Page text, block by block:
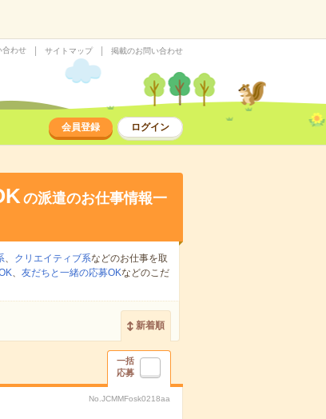
合わせ サイトマップ 掲載のお問い合わせ
会員登録 ログイン
の派遣のお仕事情報一
、 クリエイティブ系などのお仕事を取
、 友だちと一緒の応募OKなどのこだ
新着順
一括
応募
No.JCMMFosk0218aa